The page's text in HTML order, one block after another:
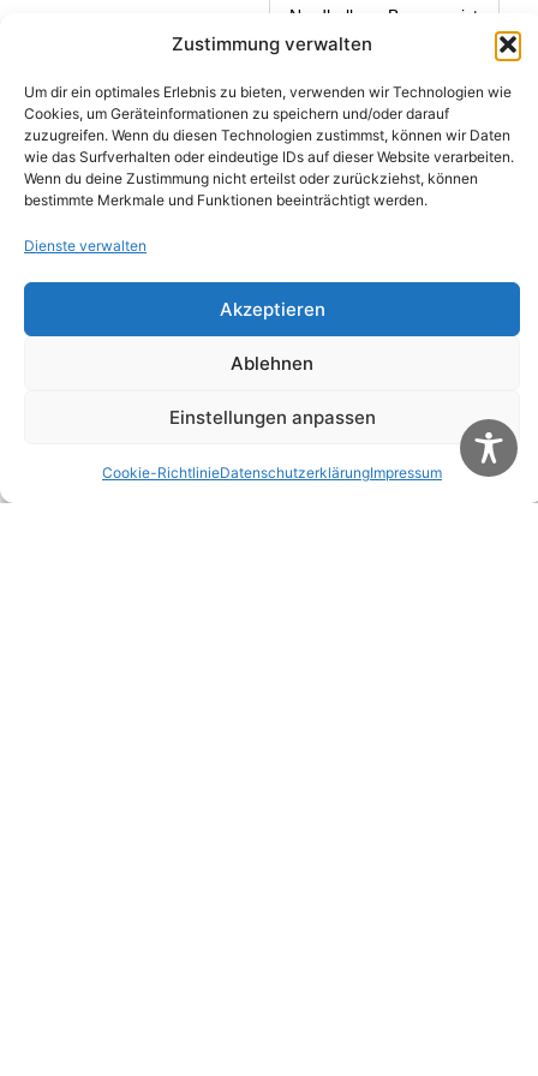
Zustimmung verwalten
Um dir ein optimales Erlebnis zu bieten, verwenden wir Technologien wie
Cookies, um Geräteinformationen zu speichern und/oder darauf
zuzugreifen. Wenn du diesen Technologien zustimmst, können wir Daten
wie das Surfverhalten oder eindeutige IDs auf dieser Website verarbeiten.
Wenn du deine Zustimmung nicht erteilst oder zurückziehst, können
bestimmte Merkmale und Funktionen beeinträchtigt werden.
Dienste verwalten
Akzeptieren
Ablehnen
Einstellungen anpassen
Cookie-RichtlinieDatenschutzerklärungImpressum
Nordhalben: Bremsen ist
schon auf vier Rädern
immer...
Geschrieben vonMichael
Wunder
Geschrieben am 11 Mai
2003
um 22:10 Uhr